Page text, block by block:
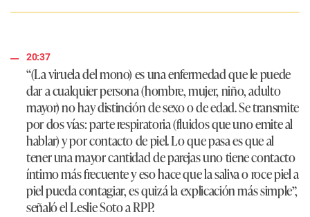
20:37
“(La viruela del mono) es una enfermedad que le puede
dar a cualquier persona (hombre, mujer, niño, adulto
mayor) no hay distinción de sexo o de edad. Se transmite
por dos vías: parte respiratoria (fluidos que uno emite al
hablar) y por contacto de piel. Lo que pasa es que al
tener una mayor cantidad de parejas uno tiene contacto
íntimo más frecuente y eso hace que la saliva o roce piel a
piel pueda contagiar, es quizá la explicación más simple”,
señaló el Leslie Soto a RPP.